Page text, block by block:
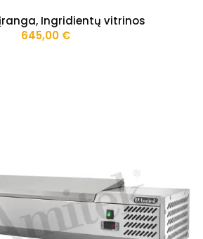
, Ingridientų vitrinos
645,00 €